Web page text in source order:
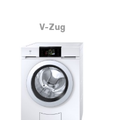
V-Zug